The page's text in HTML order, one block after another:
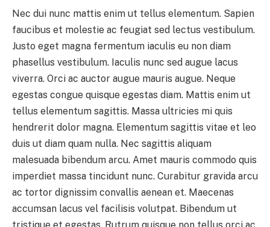
Nec dui nunc mattis enim ut tellus elementum. Sapien
faucibus et molestie ac feugiat sed lectus vestibulum.
Justo eget magna fermentum iaculis eu non diam
phasellus vestibulum. Iaculis nunc sed augue lacus
viverra. Orci ac auctor augue mauris augue. Neque
egestas congue quisque egestas diam. Mattis enim ut
tellus elementum sagittis. Massa ultricies mi quis
hendrerit dolor magna. Elementum sagittis vitae et leo
duis ut diam quam nulla. Nec sagittis aliquam
malesuada bibendum arcu. Amet mauris commodo quis
imperdiet massa tincidunt nunc. Curabitur gravida arcu
ac tortor dignissim convallis aenean et. Maecenas
accumsan lacus vel facilisis volutpat. Bibendum ut